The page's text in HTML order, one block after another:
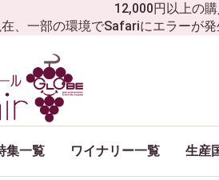
12,000円以上の
、一部の環境でSafariにエラーが
集一覧 ワイナリー一覧 生産